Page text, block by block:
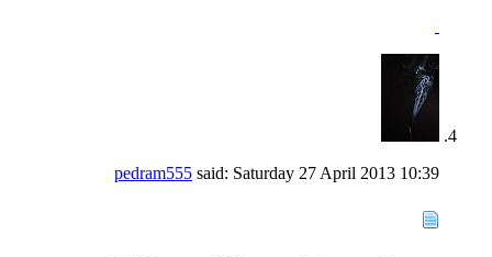
pedram555 said: Saturday 27 April 2013 10:39